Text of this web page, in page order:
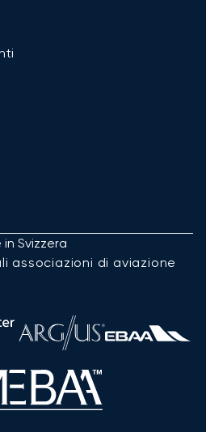
Svizzera
associazioni di aviazione